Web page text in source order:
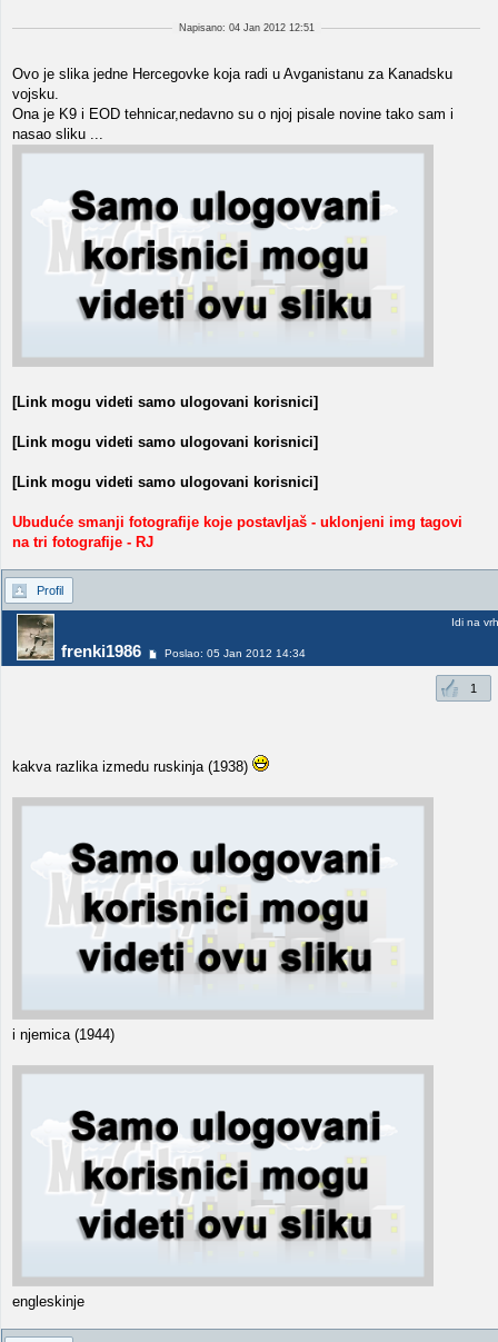
Napisano: 04 Jan 2012 12:51
Ovo je slika jedne Hercegovke koja radi u Avganistanu za Kanadsku
vojsku.
Ona je K9 i EOD tehnicar,nedavno su o njoj pisale novine tako sam i
nasao sliku ...
[Link mogu videti samo ulogovani korisnici]
[Link mogu videti samo ulogovani korisnici]
[Link mogu videti samo ulogovani korisnici]
Ubuduće smanji fotografije koje postavljaš - uklonjeni img tagovi
na tri fotografije - RJ
Profil
frenki1986 Poslao: 05 Jan 2012 14:34
Idi na vrh
1
kakva razlika izmedu ruskinja (1938)
i njemica (1944)
engleskinje